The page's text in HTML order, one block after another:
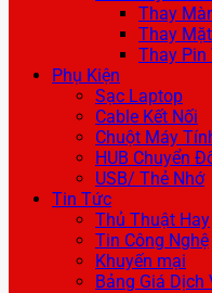
Thay
Thay
Thay Pin
Phụ Kiện
Sạc Laptop
Cable Kết Nối
Chuột Máy
HUB Chuyển
USB/ Thẻ Nhớ
Tin Tức
Thủ Thuật Hay
Tin Công Nghệ
Khuyến mại
Bảng Giá Dịch